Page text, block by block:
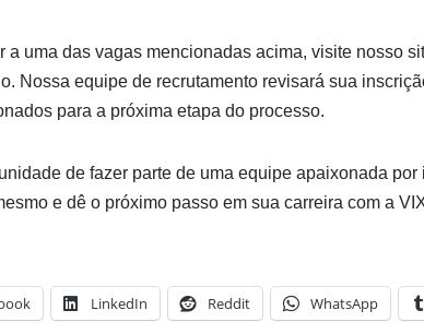
a uma das vagas mencionadas acima, visite nosso
Nossa equipe de recrutamento revisará sua
para a próxima etapa do processo.
de fazer parte de uma equipe apaixonada
e dê o próximo passo em sua carreira com a
LinkedIn Reddit WhatsApp